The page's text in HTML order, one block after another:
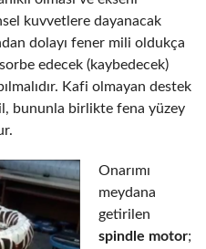
kuvvetlere dayanacak
dolayı fener mili oldukça
edecek (kaybedecek)
Kafi olmayan destek
bununla birlikte fena yüzey
Onarımı
meydana
getirilen
spindle motor;